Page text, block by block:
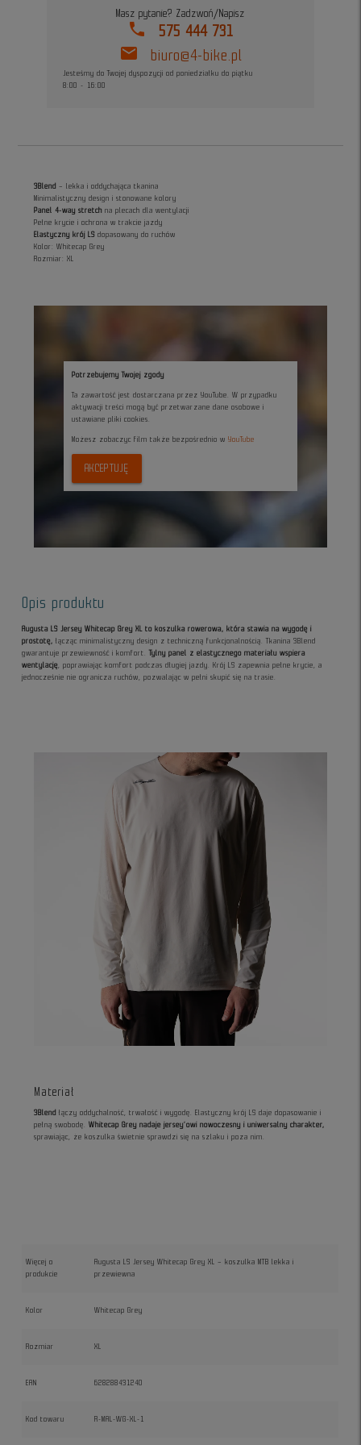
Masz pytanie? Zadzwoń/Napisz
phone 575 444 731
mail biuro@4-bike.pl
Jesteśmy do Twojej dyspozycji od poniedziałku do piątku
8:00 - 16:00
3Blend – lekka i oddychająca tkanina
Minimalistyczny design i stonowane kolory
Panel 4-way stretch na plecach dla wentylacji
Pełne krycie i ochrona w trakcie jazdy
Elastyczny krój LS dopasowany do ruchów
Kolor: Whitecap Grey
Rozmiar: XL
Potrzebujemy Twojej zgody
Ta zawartość jest dostarczana przez YouTube. W przypadku
aktywacji treści mogą być przetwarzane dane osobowe i
ustawiane pliki cookies.
Możesz zobaczyc film także bezpośrednio w YouTube
AKCEPTUJĘ
Opis produktu
Augusta LS Jersey Whitecap Grey XL to koszulka rowerowa, która stawia na wygodę i
prostotę, łącząc minimalistyczny design z techniczną funkcjonalnością. Tkanina 3Blend
gwarantuje przewiewność i komfort.Tylny panel z elastycznego materiału wspiera
wentylację, poprawiając komfort podczas długiej jazdy. Krój LS zapewnia pełne krycie, a
jednocześnie nie ogranicza ruchów, pozwalając w pełni skupić się na trasie.
Materiał
3Blend łączy oddychalność, trwałość i wygodę. Elastyczny krój LS daje dopasowanie i
pełną swobodę.Whitecap Grey nadaje jersey’owi nowoczesny i uniwersalny charakter,
sprawiając, że koszulka świetnie sprawdzi się na szlaku i poza nim.
Więcej o
produkcie
Augusta LS Jersey Whitecap Grey XL – koszulka MTB lekka i
przewiewna
Kolor Whitecap Grey
Rozmiar XL
EAN 628288431240
Kod towaru R-MAL-WG-XL-1